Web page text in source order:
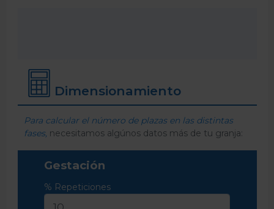
Dimensionamiento
Para calcular el número de plazas en las distintas
fases, necesitamos algúnos datos más de tu granja:
Gestación
% Repeticiones